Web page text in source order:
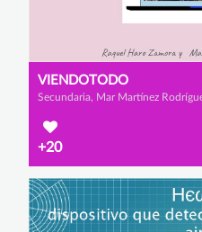
VIENDOTODO
+20